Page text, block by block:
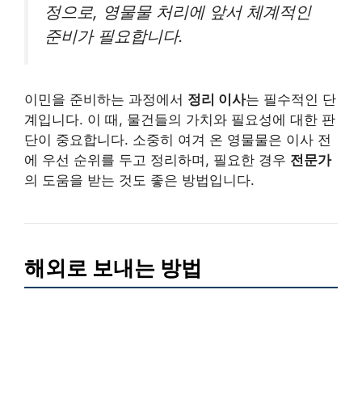
정으로, 영물물 처리에 앞서 체계적인
준비가 필요합니다.
이민을 준비하는 과정에서 정리 이사는 필수적인 단
계입니다. 이 때, 물건들의 가치와 필요성에 대한 판
단이 중요합니다. 소중히 여겨 온 영물물은 이사 전
에 우선 순위를 두고 정리하며, 필요한 경우 전문가
의 도움을 받는 것도 좋은 방법입니다.
해외로 보내는 방법